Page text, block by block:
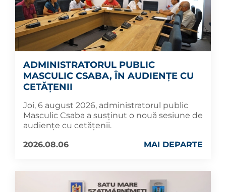
ADMINISTRATORUL PUBLIC
MASCULIC CSABA, ÎN AUDIENȚE CU
CETĂȚENII
Joi, 6 august 2026, administratorul public
Masculic Csaba a susținut o nouă sesiune de
audiențe cu cetățenii.
2026.08.06
MAI DEPARTE